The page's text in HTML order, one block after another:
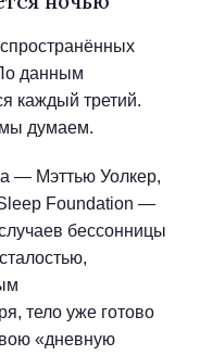
данным
каждый третий.
мы думаем.
— Мэттью Уолкер,
Foundation —
бессонницы
тело уже готово
«дневную